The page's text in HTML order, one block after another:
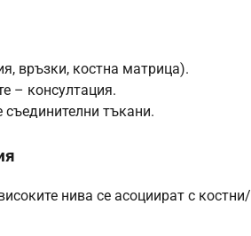
връзки, костна матрица).
– консултация.
съединителни тъкани.
нива се асоциират с костни/